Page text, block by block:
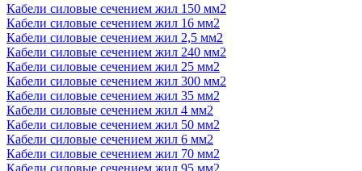
Кабели силовые сечением жил 150 мм2
Кабели силовые сечением жил 16 мм2
Кабели силовые сечением жил 2,5 мм2
Кабели силовые сечением жил 240 мм2
Кабели силовые сечением жил 25 мм2
Кабели силовые сечением жил 300 мм2
Кабели силовые сечением жил 35 мм2
Кабели силовые сечением жил 4 мм2
Кабели силовые сечением жил 50 мм2
Кабели силовые сечением жил 6 мм2
Кабели силовые сечением жил 70 мм2
Кабели силовые сечением жил 95 мм2